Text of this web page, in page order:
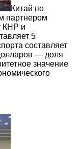
Китай по
партнером
КНР и
5
составляет
— доля
значение